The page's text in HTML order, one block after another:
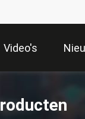
Video's